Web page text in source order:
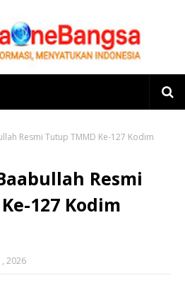
Resmi Tutup TMMD Ke-127 Kodim
Resmi
127 Kodim
2026